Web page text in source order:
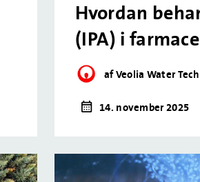
Hvordan
(IPA) i
af Veolia Water
14. november 2025